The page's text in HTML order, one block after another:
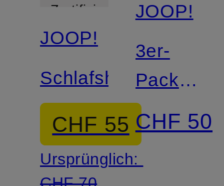
Zertifiziert
JOOP!
Schlafshorts
CHF 55
Ursprünglich:
JOOP!
3er-
Pack
CHF 50